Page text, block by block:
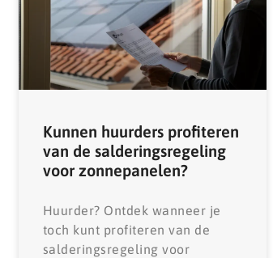
Kunnen huurders profiteren
van de salderingsregeling
voor zonnepanelen?
Huurder? Ontdek wanneer je
toch kunt profiteren van de
salderingsregeling voor